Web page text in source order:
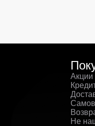
Акции
Не